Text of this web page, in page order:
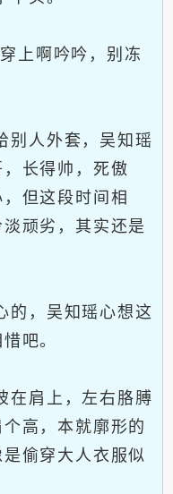
上啊吟吟，别冻
人外套，吴知瑶
长得帅，死傲
但这段时间相
顽劣，其实还是
，吴知瑶心想这
吧。
肩上，左右胳膊
高，本就廓形的
偷穿大人衣服似